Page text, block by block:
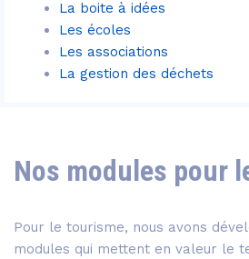
La boite à idées
Les écoles
Les associations
La gestion des déchets
Nos modules pour
Pour le tourisme, nous avons
modules qui mettent en valeur le